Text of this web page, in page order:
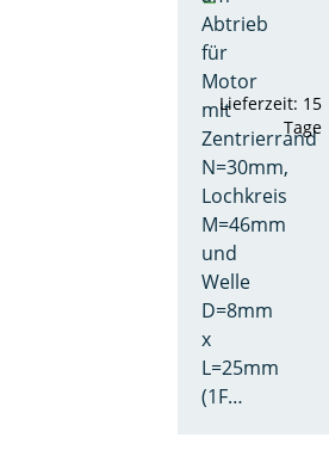
Abtrieb
für
Motor
mit
Zentrierrand
N=30mm,
Lochkreis
M=46mm
und
Welle
D=8mm
x
L=25mm
(1F…
Lieferzeit: 15
Tage